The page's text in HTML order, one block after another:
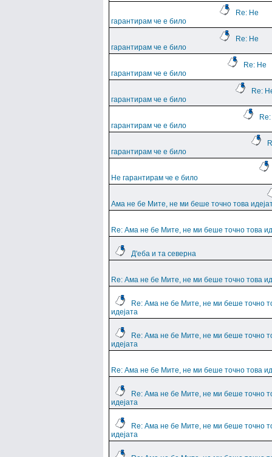
Re: Не
гарантирам че е било
Re: Не
гарантирам че е било
Re: Не
гарантирам че е било
Re:
гарантирам че е било
гарантирам че е било
гарантирам че е било
Не гарантирам че е било
Ама не бе Мите, не ми беше точно това
Re: Ама не бе Мите, не ми беше точно това
Д'еба и та северна
Re: Ама не бе Мите, не ми беше точно това
Re: Ама не бе Мите, не ми беше точно
идејата
Re: Ама не бе Мите, не ми беше точно
идејата
Re: Ама не бе Мите, не ми беше точно това
Re: Ама не бе Мите, не ми беше точно
идејата
Re: Ама не бе Мите, не ми беше точно
идејата